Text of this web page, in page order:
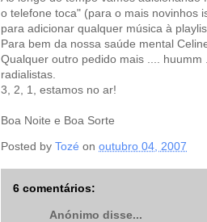
o telefone toca" (para o mais novinhos
para adicionar qualquer música à
Para bem da nossa saúde mental
Qualquer outro pedido mais ....
radialistas.
3, 2, 1, estamos no ar!
Boa Noite e Boa Sorte
Posted by Tozé on outubro 04, 2007
6 comentários:
Anónimo disse...